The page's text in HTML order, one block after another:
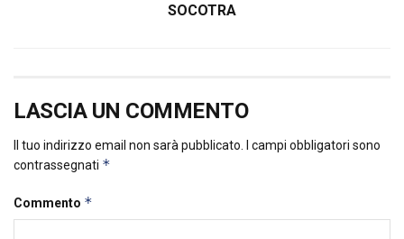
SOCOTRA
LASCIA UN COMMENTO
Il tuo indirizzo email non sarà pubblicato.
I campi obbligatori sono
contrassegnati *
Commento *